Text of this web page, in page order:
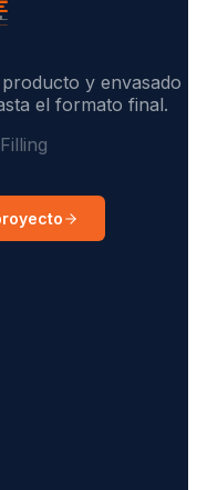
y envasado
el formato final.